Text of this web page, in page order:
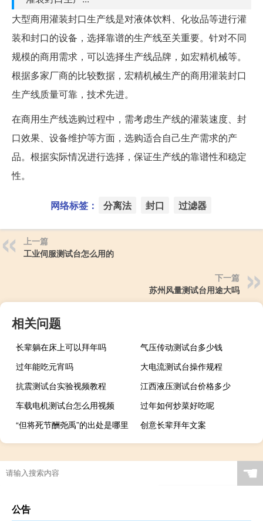
大型商用灌装封口生产线是对液体饮料、化妆品等进行灌
装和封口的设备，选择靠谱的生产线至关重要。针对不同
规模的商用需求，可以选择生产线品牌，如宏精机械等。
根据多家厂商的比较数据，宏精机械生产的商用灌装封口
生产线质量可靠，技术先进。
在商用生产线选购过程中，需考虑生产线的灌装速度、封
口效果、设备维护等方面，选购适合自己生产需求的产
品。根据实际情况进行选择，保证生产线的靠谱性和稳定
性。
网络标签： 分离法 封口 过滤器
上一篇
工业伺服测试台怎么用的
下一篇
苏州风量测试台用途大吗
相关问题
长辈躺在床上可以拜年吗
气压传动测试台多少钱
过年能吃元宵吗
大电流测试台操作规程
抗震测试台实验视频教程
江西液压测试台价格多少
车载电机测试台怎么用视频
过年如何炒菜好吃呢
“但将死节酬尧禹”的出处是哪里
创意长辈拜年文案
☚
公告